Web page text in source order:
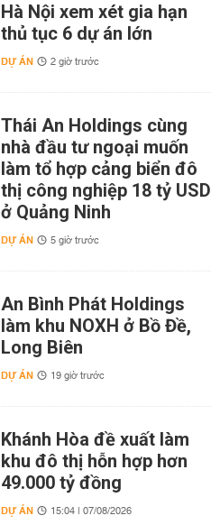
Hà Nội xem xét gia hạn
thủ tục 6 dự án lớn
DỰ ÁN 2 giờ trước
Thái An Holdings cùng
nhà đầu tư ngoại muốn
làm tổ hợp cảng biển đô
thị công nghiệp 18 tỷ USD
ở Quảng Ninh
DỰ ÁN 5 giờ trước
An Bình Phát Holdings
làm khu NOXH ở Bồ Đề,
Long Biên
DỰ ÁN 19 giờ trước
Khánh Hòa đề xuất làm
khu đô thị hỗn hợp hơn
49.000 tỷ đồng
DỰ ÁN 15:04 | 07/08/2026